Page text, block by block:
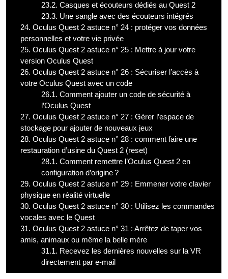
23.2. Casques et écouteurs dédiés au Quest 2
23.3. Une sangle avec des écouteurs intégrés
24. Oculus Quest 2 astuce n° 24 : protéger vos données
personnelles et votre vie privée
25. Oculus Quest 2 astuce n° 25 : Mettre à jour votre
version Oculus Quest
26. Oculus Quest 2 astuce n° 26 : Sécuriser l’accès à
votre Oculus Quest avec un code
26.1. Comment ajouter un code de sécurité à
l’Oculus Quest
27. Oculus Quest 2 astuce n° 27 : Gérer l’espace de
stockage pour ajouter de nouveaux jeux
28. Oculus Quest 2 astuce n° 28 : comment faire une
restauration d’usine du Quest 2 (reset)
28.1. Comment remettre l’Oculus Quest 2 en
configuration d’origine ?
29. Oculus Quest 2 astuce n° 29 : Emmener votre clavier
physique en réalité virtuelle
30. Oculus Quest 2 astuce n° 30 : Utilisez les commandes
vocales avec le Quest
31. Oculus Quest 2 astuce n° 31 : Arrêtez de taper vos
amis, animaux ou même la belle mère
31.1. Recevez les dernières nouvelles sur la VR
directement par e-mail